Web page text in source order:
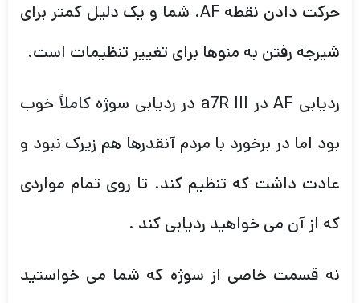
حرکت دادن نقطه AF. شما و یک دلیل کمتر برای
شیرجه رفتن به منوها برای تغییر تنظیمات است.
ردیابی AF در a7R III در ردیابی سوژه کاملاً خوب
بود اما در برخورد با مردم آنقدرها هم زیرک نبود و
عادت داشت که تنظیم کند. تا روی تمام مواردی
که از آن می خواهید ردیابی کند .
نه قسمت خاصی از سوژه که شما می خواستید